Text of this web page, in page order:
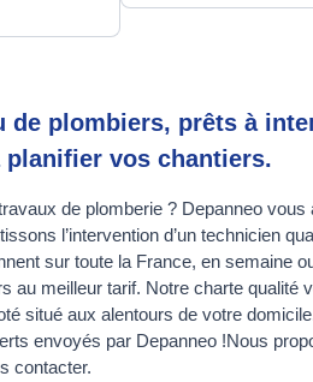
de plombiers, prêts à
planifier vos chantiers.
de plomberie ? Depanneo vous
l’intervention d’un technicien
sur toute la France, en semaine
au meilleur tarif. Notre charte qualité
situé aux alentours de votre
envoyés par Depanneo !Nous
contacter.